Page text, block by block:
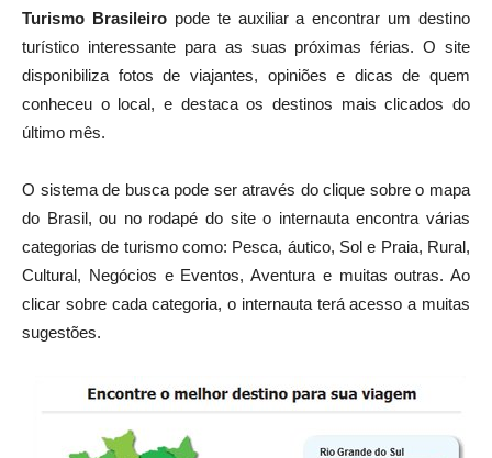
Turismo Brasileiropode te auxiliar a encontrar um destino
turístico interessante para as suas próximas férias. O site
disponibiliza fotos de viajantes, opiniões e dicas de quem
conheceu o local, e destaca os destinos mais clicados do
último mês.
O sistema de busca pode ser através do clique sobre o mapa
do Brasil, ou no rodapé do site o internauta encontra várias
categorias de turismo como: Pesca, áutico, Sol e Praia, Rural,
Cultural, Negócios e Eventos, Aventura e muitas outras. Ao
clicar sobre cada categoria, o internauta terá acesso a muitas
sugestões.